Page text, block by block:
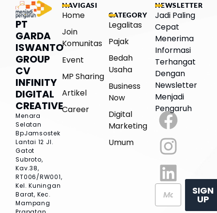
PT
GARDA
ISWANTO
GROUP
CV
INFINITY
DIGITAL
CREATIVE
Menara
Selatan
BpJamsostek
Lantai 12 Jl.
Gatot
Subroto,
Kav.38,
RT006/RW001,
Kel. Kuningan
Barat, Kec.
Mampang
NAVIGASI
Home
Join
Komunitas
Event
MP Sharing
Artikel
Career
CATEGORY
Legalitas
Pajak
Bedah
Usaha
Business
Now
Digital
Marketing
Umum
NEWSLETTER
Jadi Paling
Cepat
Menerima
Informasi
Terhangat
Dengan
Newsletter
Menjadi
Pengaruh
SIGN
UP